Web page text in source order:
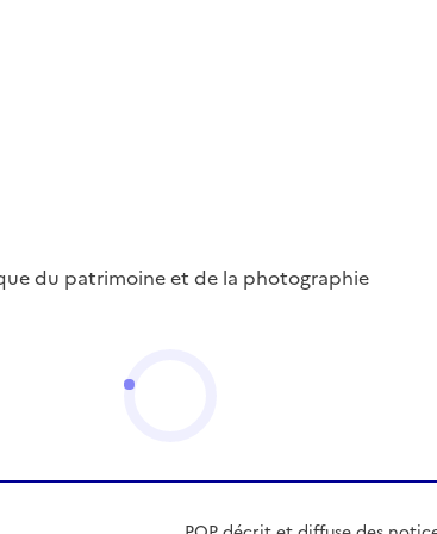
du patrimoine et de la photographie